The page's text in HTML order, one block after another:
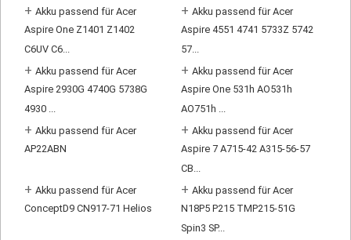
+ Akku passend für Acer
Aspire One Z1401 Z1402
C6UV C6...
+ Akku passend für Acer
Aspire 4551 4741 5733Z 5742
57...
+ Akku passend für Acer
Aspire 2930G 4740G 5738G
4930 ...
+ Akku passend für Acer
Aspire One 531h AO531h
AO751h ...
+ Akku passend für Acer
AP22ABN
+ Akku passend für Acer
Aspire 7 A715-42 A315-56-57
CB...
+ Akku passend für Acer
ConceptD9 CN917-71 Helios
+ Akku passend für Acer
N18P5 P215 TMP215-51G
Spin3 SP...